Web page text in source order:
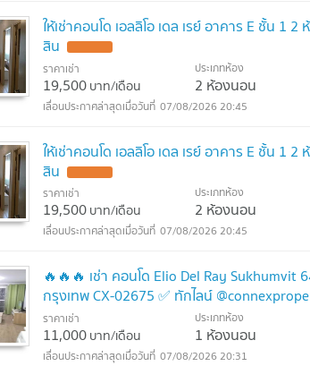
ให้เช่าคอนโด เอลลิโอ เดล เรย์ อาคาร E ชั้น 1
สิน
ราคาเช่า
19,500บาท/เดือน
ประเภทห้อง
2 ห้องนอน
07/08/2026 20:45
ให้เช่าคอนโด เอลลิโอ เดล เรย์ อาคาร E ชั้น 1
สิน
ราคาเช่า
19,500บาท/เดือน
ประเภทห้อง
2 ห้องนอน
07/08/2026 20:45
🔥🔥🔥 เช่า คอนโด Elio Del Ray
กรุงเทพ CX-02675 ✅ ทักไลน์
ราคาเช่า
11,000บาท/เดือน
ประเภทห้อง
1 ห้องนอน
07/08/2026 20:31